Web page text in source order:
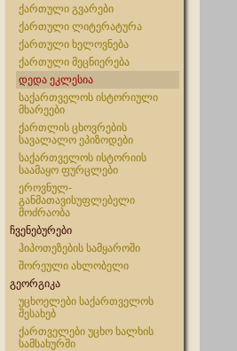
ქართული გვარები
ქართული ლიტერატურა
ქართული ხელოვნება
ქართული მეცნიერება
დედა ეკლესია
საქართველოს ისტორიული
მხარეები
ქართლის ცხოვრების
სავალალო ეპიზოდები
საქართველოს ისტორიის
საამაყო ფურცლები
ეროვნულ-
განმათავისუფლებელი
მოძრაობა
ჩვენებურები
ჰიპოთეზების სამყაროში
შორეული ახლობელი
გეორგიკა
უცხოელები საქართველოს
შესახებ
ქართველები უცხო ხალხის
სამსახურში